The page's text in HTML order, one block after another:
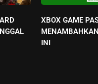
XBOX GAME
INI